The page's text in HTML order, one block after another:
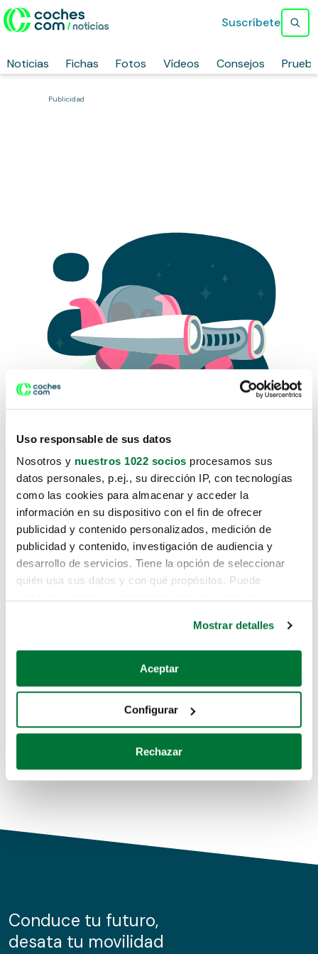
Uso responsable de sus datos
Nosotros y nuestros 1022 socios procesamos sus
datos personales, p.ej., su dirección IP, con tecnologías
como las cookies para almacenar y acceder la
información en su dispositivo con el fin de ofrecer
publicidad y contenido personalizados, medición de
publicidad y contenido, investigación de audiencia y
desarrollo de servicios. Tiene la opción de seleccionar
quién usa sus datos y con qué propósitos. Puede
Si lo permite, también quisiéramos:
Recopilar información sobre su ubicación geográfica
Identificar su dispositivo analizándolo activamente
para buscar características específicas (huellas
Obtenga más información sobre cómo se procesan sus
de cookies.
información sobre el uso que haga del sitio web con
nuestros partners de redes sociales, publicidad y análisis
Mostrar detalles
Aceptar
Configurar
Rechazar
Noticias Fichas Fotos Vídeos Consejos
Suscríbete
Publicidad
Lo sentimos, no sabemos como
te hemos traido hasta aquí.
Pero puedes encontrar el coche que estás
buscando en alguno de estos enlaces:
Coches de segunda mano
Coches de km0
Conduce tu futuro,
desata tu movilidad